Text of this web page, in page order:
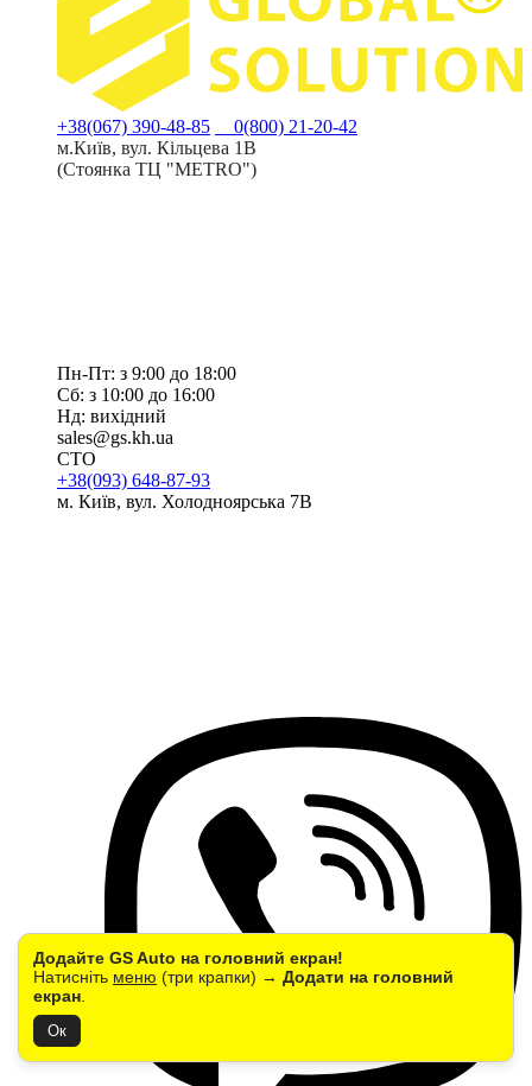
Додайте GS Auto на головний екран!
Натисніть меню (три крапки) → Додати на головний
екран
Ок
+38(067) 390-48-85
0(800) 21-20-42
м.Київ, вул. Кільцева 1В
(Стоянка ТЦ "METRO")
Пн-Пт: з 9:00 до 18:00
Сб: з 10:00 до 16:00
Нд: вихідний
sales@gs.kh.ua
СТО
+38(093) 648-87-93
м. Київ, вул. Холодноярська 7В